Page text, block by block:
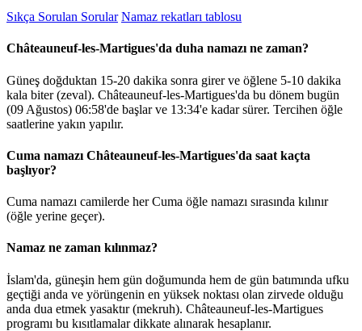
Sıkça Sorulan Sorular Namaz rekatları tablosu
Châteauneuf-les-Martigues'da duha namazı ne zaman?
Güneş doğduktan 15-20 dakika sonra girer ve öğlene 5-10 dakika
kala biter (zeval). Châteauneuf-les-Martigues'da bu dönem bugün
(09 Ağustos) 06:58'de başlar ve 13:34'e kadar sürer. Tercihen öğle
saatlerine yakın yapılır.
Cuma namazı Châteauneuf-les-Martigues'da saat kaçta
başlıyor?
Cuma namazı camilerde her Cuma öğle namazı sırasında kılınır
(öğle yerine geçer).
Namaz ne zaman kılınmaz?
İslam'da, güneşin hem gün doğumunda hem de gün batımında ufku
geçtiği anda ve yörüngenin en yüksek noktası olan zirvede olduğu
anda dua etmek yasaktır (mekruh). Châteauneuf-les-Martigues
programı bu kısıtlamalar dikkate alınarak hesaplanır.